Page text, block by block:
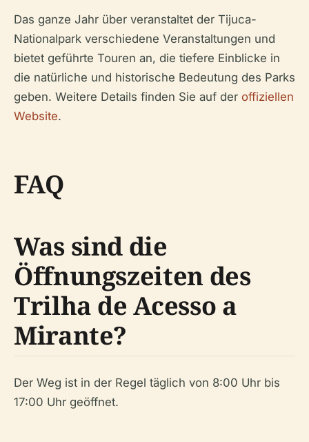
Das ganze Jahr über veranstaltet der Tijuca-
Nationalpark verschiedene Veranstaltungen und
bietet geführte Touren an, die tiefere Einblicke in
die natürliche und historische Bedeutung des Parks
geben. Weitere Details finden Sie auf der offiziellen
Website.
FAQ
Was sind die
Öffnungszeiten des
Trilha de Acesso a
Mirante?
Der Weg ist in der Regel täglich von 8:00 Uhr bis
17:00 Uhr geöffnet.